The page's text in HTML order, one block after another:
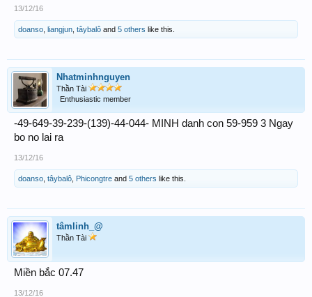
13/12/16
doanso liangjun tâybalô and 5 others like this.
Nhatminhnguyen
Thần Tài
Enthusiastic member
-49-649-39-239-(139)-44-044- MINH danh con 59-959 3 Ngay
bo no lai ra
13/12/16
doanso tâybalô Phicongtre and 5 others like this.
tâmlinh_@
Thần Tài
Miền bắc 07.47
13/12/16